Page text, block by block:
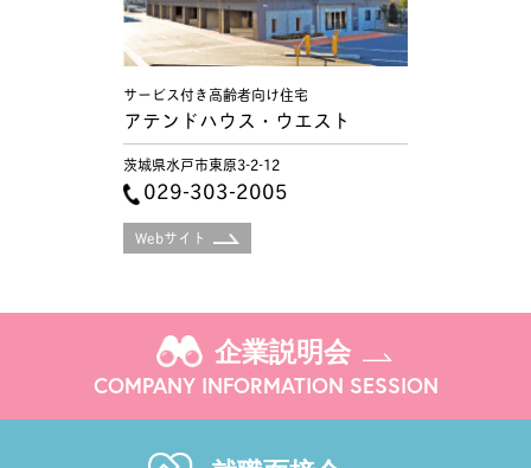
サービス付き高齢者向け住宅
アテンドハウス・ウエスト
茨城県水戸市東原3-2-12
029-303-2005
Webサイト
企業説明会
COMPANY INFORMATION SESSION